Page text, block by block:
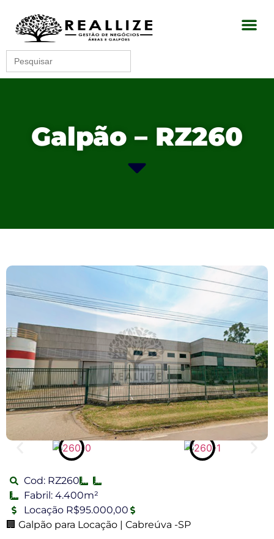
Search
for:
Galpão – RZ260
Cod: RZ260
Fabril: 4.400m²
Locação R$95.000,00
🏢 Galpão para Locação | Cabreúva -SP